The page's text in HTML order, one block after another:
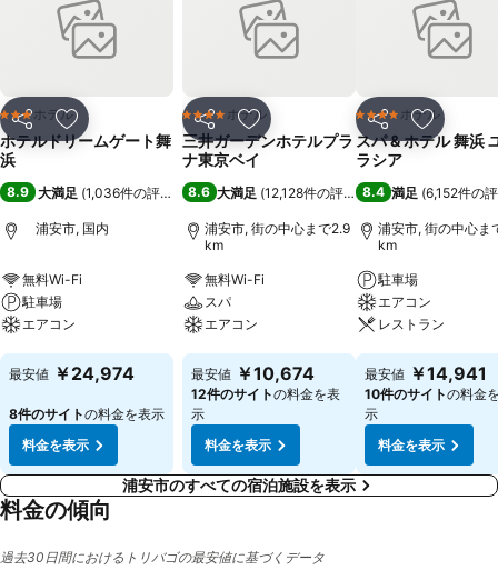
シェア お気に入りに追加
3 ホテルのランク
ホテル
ホテルドリームゲート舞
浜
8.9 大満足 (1,036件の評価
浦安市, 国内
無料Wi-Fi
駐車場
エアコン
料金を表示
最安値 ￥24,974
8件のサイトの料金を表示
料金を表示
シェア お気に入りに追加
4 ホテルのランク
ホテル
三井ガーデンホテルプラ
ナ東京ベイ
8.6 大満足 (12,128件の評価)
浦安市, 街の中心まで2.9
km
無料Wi-Fi
スパ
エアコン
料金を表示
最安値 ￥10,674
12件のサイトの料金を表
示
料金を表示
シェア お気に入
4 ホテルのランク
ホテル
スパ & ホテル 舞浜
ラシア
8.4 満足 (6,152件の
浦安市, 街の中心ま
km
駐車場
エアコン
レストラン
料金を表示
最安値 ￥14,941
10件のサイトの料金
示
料金を表示
浦安市のすべての宿泊施設を表示
料金の傾向
過去30日間におけるトリバゴの最安値に基づくデータ